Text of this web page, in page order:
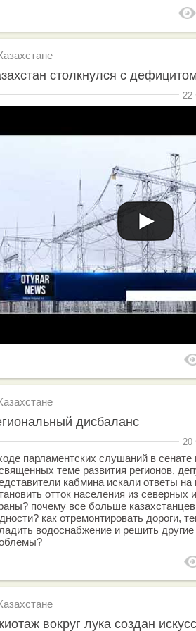
столкнулся с
22
дисбаланс
20
парламентских слушаний в сенате
теме развития регионов,
кабмина искали ответы на
отток населения из северных
почему все больше
как отремонтировать дороги,
водоснабжение и решить
вокруг лука создан